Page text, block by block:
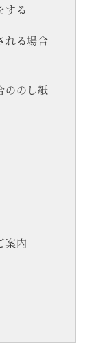
する
れる場合
ののし紙
案内